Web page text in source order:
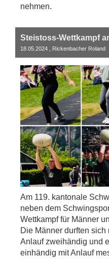
nehmen.
18.05.2024 , Rickenbacher Roland
Am 119. kantonale
neben dem
Wettkampf für Männer
Die Männer durften
Anlauf zweihändig und
einhändig mit Anlauf